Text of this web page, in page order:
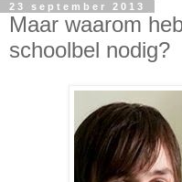
23 september 2013
Maar waarom
schoolbel nodig?